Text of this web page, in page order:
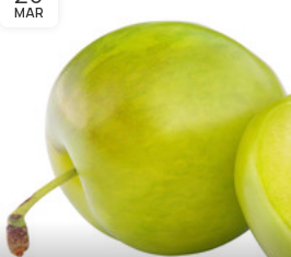
MAR
Oferta de
dev